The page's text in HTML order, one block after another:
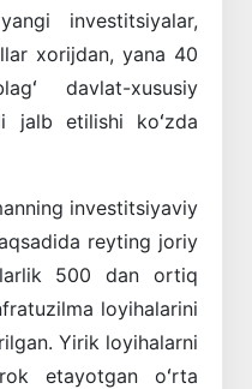
investitsiyalar,
xorijdan, yana 40
davlat-xususiy
jalb etilishi koʻzda
investitsiyaviy
reyting joriy
500 dan ortiq
loyihalarini
Yirik loyihalarni
etayotgan oʻrta